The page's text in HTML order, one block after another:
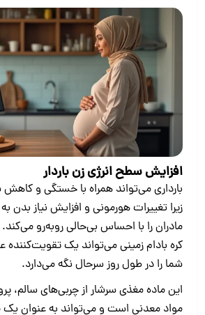
افزایش سطح انرژی زن باردار
بارداری می‌تواند همراه با خستگی و
زیرا تغییرات هورمونی و افزایش نیاز بدن
مادران را با احساس بی‌حالی روبه‌رو می‌کند.
کره بادام زمینی می‌تواند یک تقویت‌کننده
شما را در طول روز سرحال نگه می‌دارد.
این ماده مغذی سرشار از چربی‌های سالم،
مواد معدنی است و می‌تواند به‌ عنوان یک